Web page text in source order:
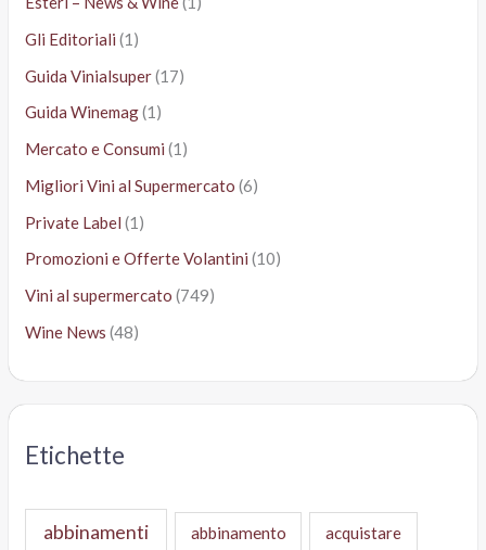
Gli Editoriali (1)
Guida Vinialsuper(17)
Guida Winemag(1)
Mercato e Consumi (1)
Migliori Vini al Supermercato (6)
Private Label (1)
Promozioni e Offerte Volantini (10)
Vini al supermercato (749)
Wine News (48)
Etichette
abbinamenti abbinamento acquistare